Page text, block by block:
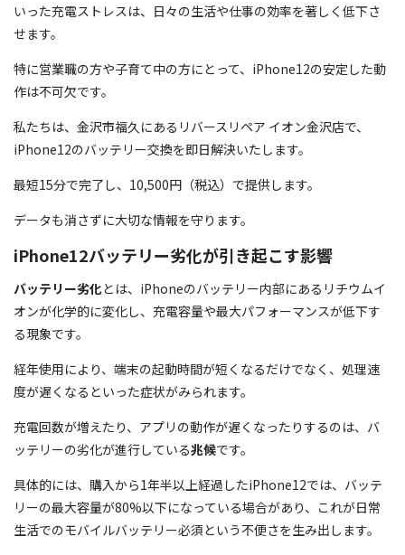
いった充電ストレスは、日々の生活や仕事の効率を著しく低下さ
せます。
特に営業職の方や子育て中の方にとって、iPhone12の安定した動
作は不可欠です。
私たちは、金沢市福久にあるリバースリペア イオン金沢店で、
iPhone12のバッテリー交換を即日解決いたします。
最短15分で完了し、10,500円（税込）で提供します。
データも消さずに大切な情報を守ります。
iPhone12バッテリー劣化が引き起こす影響
バッテリー劣化とは、iPhoneのバッテリー内部にあるリチウムイ
オンが化学的に変化し、充電容量や最大パフォーマンスが低下す
る現象です。
経年使用により、端末の起動時間が短くなるだけでなく、処理速
度が遅くなるといった症状がみられます。
充電回数が増えたり、アプリの動作が遅くなったりするのは、バ
ッテリーの劣化が進行している兆候です。
具体的には、購入から1年半以上経過したiPhone12では、バッテ
リーの最大容量が80%以下になっている場合があり、これが日常
生活でのモバイルバッテリー必須という不便さを生み出します。